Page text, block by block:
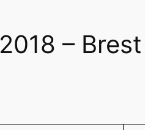
– Brest